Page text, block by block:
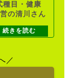
種目・健康
の清川さん
／